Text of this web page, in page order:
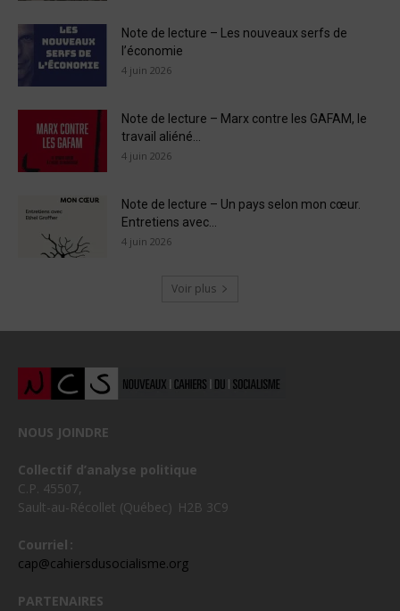
Note de lecture – Les nouveaux serfs de
l’économie
4 juin 2026
Note de lecture – Marx contre les GAFAM, le
travail aliéné...
4 juin 2026
Note de lecture – Un pays selon mon cœur.
Entretiens avec...
4 juin 2026
Voir plus
NOUS JOINDRE
Collectif d’analyse politique
C.P. 45507,
Sault-au-Récollet (Québec) H2B 3C9
Courriel :
cap@cahiersdusocialisme.org
PARTENAIRES